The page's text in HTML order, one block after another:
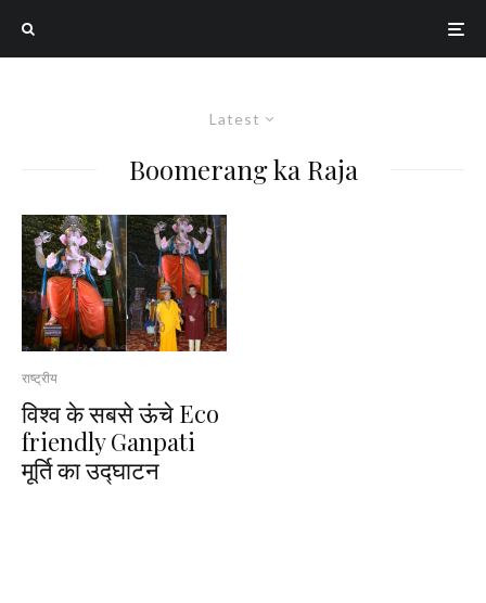
Latest
Boomerang ka Raja
राष्ट्रीय
विश्व के सबसे ऊंचे Eco
friendly Ganpati
मूर्ति का उद्घाटन